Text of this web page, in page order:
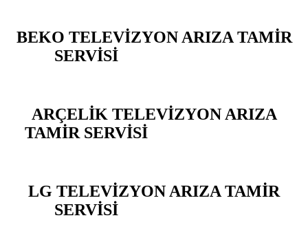
BEKO TELEVİZYON ARIZA TAMİR
SERVİSİ
ARÇELİK TELEVİZYON ARIZA
TAMİR SERVİSİ
LG TELEVİZYON ARIZA TAMİR
SERVİSİ